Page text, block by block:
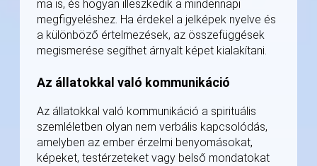
ma is, és hogyan illeszkedik a mindennapi
megfigyeléshez. Ha érdekel a jelképek nyelve és
a különböző értelmezések, az összefüggések
megismerése segíthet árnyalt képet kialakítani.
Az állatokkal való kommunikáció
Az állatokkal való kommunikáció a spirituális
szemléletben olyan nem verbális kapcsolódás,
amelyben az ember érzelmi benyomásokat,
képeket, testérzeteket vagy belső mondatokat